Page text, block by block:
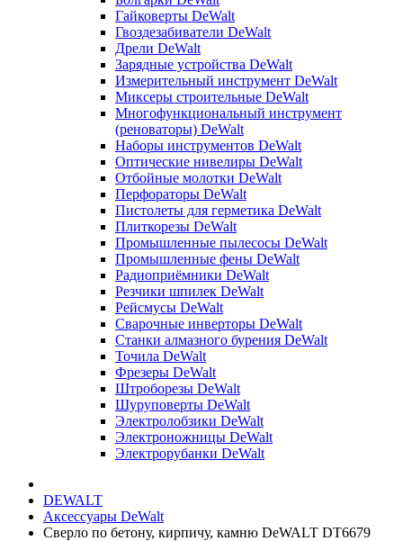
Гайковерты DeWalt
Гвоздезабиватели DeWalt
Дрели DeWalt
Зарядные устройства DeWalt
Измерительный инструмент DeWalt
Миксеры строительные DeWalt
Многофункциональный инструмент
(реноваторы) DeWalt
Наборы инструментов DeWalt
Оптические нивелиры DeWalt
Отбойные молотки DeWalt
Перфораторы DeWalt
Пистолеты для герметика DeWalt
Плиткорезы DeWalt
Промышленные пылесосы DeWalt
Промышленные фены DeWalt
Радиоприёмники DeWalt
Резчики шпилек DeWalt
Рейсмусы DeWalt
Сварочные инверторы DeWalt
Станки алмазного бурения DeWalt
Точила DeWalt
Фрезеры DeWalt
Штроборезы DeWalt
Шуруповерты DeWalt
Электролобзики DeWalt
Электроножницы DeWalt
Электрорубанки DeWalt
DEWALT
Аксессуары DeWalt
Сверло по бетону, кирпичу, камню DeWALT DT6679